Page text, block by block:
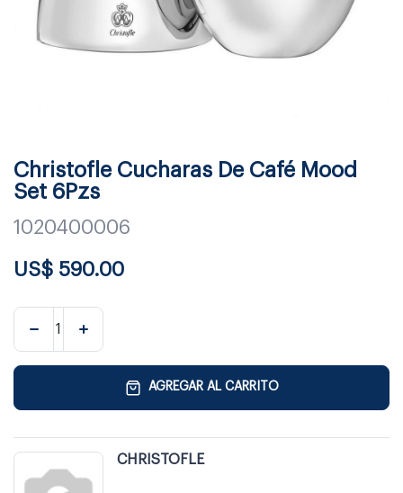
Christofle Cucharas De Café Mood
Set 6Pzs
1020400006
US$ 590.00
AGREGAR AL CARRITO
CHRISTOFLE